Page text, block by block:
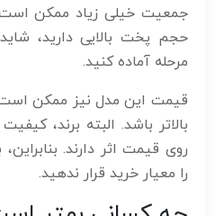
جمعیت خیلی زیاد ممکن است
حجم پخت بالایی دارید،
مرحله آماده کنید.
قیمت این مدل نیز ممکن است
بالاتر باشد. البته برند،
روی قیمت اثر دارند.
را معیار خرید قرار ندهید.